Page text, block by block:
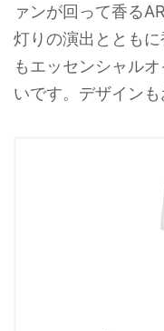
ァンが回って香る
灯りの演出ととも
もエッセンシャル
いです。デザインも